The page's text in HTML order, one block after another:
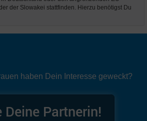
der Slowakei stattfinden. Hierzu benötigst Du
haben Dein Interesse geweckt?
Deine Partnerin!